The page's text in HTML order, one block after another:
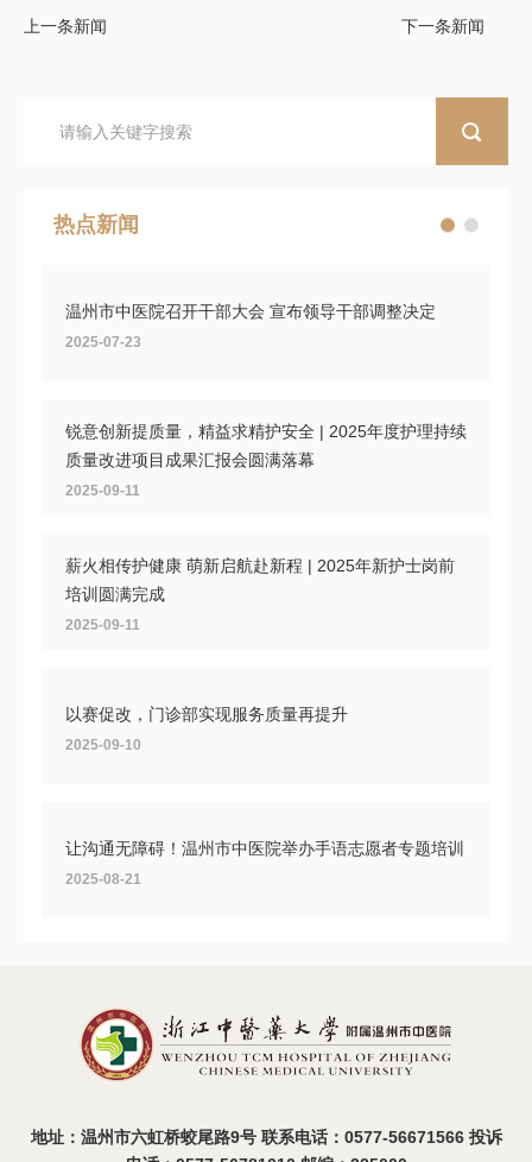
上一条新闻 下一条新闻
热点新闻
温州市中医院召开干部大会 宣布领导干部调整决定
2025-07-23
锐意创新提质量，精益求精护安全 | 2025年度护理持续
质量改进项目成果汇报会圆满落幕
2025-09-11
薪火相传护健康 萌新启航赴新程 | 2025年新护士岗前
培训圆满完成
2025-09-11
以赛促改，门诊部实现服务质量再提升
2025-09-10
让沟通无障碍！温州市中医院举办手语志愿者专题培训
2025-08-21
2025-08-19
地址：温州市六虹桥蛟尾路9号 联系电话：0577-56671566 投诉